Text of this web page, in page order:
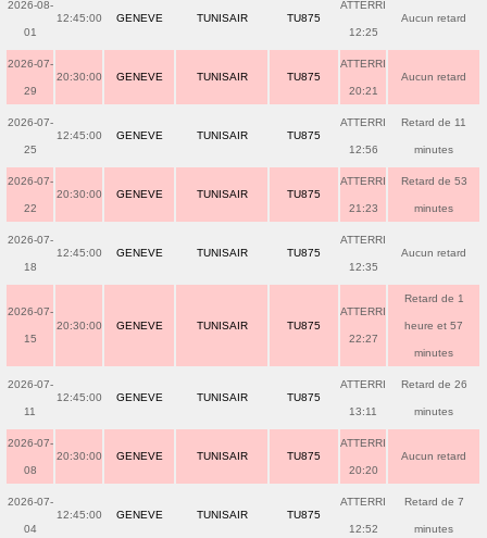
2026-08-
01
12:45:00 GENEVE TUNISAIR TU875
ATTERRI
12:25
Aucun retard
2026-07-
29
20:30:00 GENEVE TUNISAIR TU875
ATTERRI
20:21
Aucun retard
2026-07-
25
12:45:00 GENEVE TUNISAIR TU875
ATTERRI
12:56
Retard de 11
minutes
2026-07-
22
20:30:00 GENEVE TUNISAIR TU875
ATTERRI
21:23
Retard de 53
minutes
2026-07-
18
12:45:00 GENEVE TUNISAIR TU875
ATTERRI
12:35
Aucun retard
2026-07-
15
20:30:00 GENEVE TUNISAIR TU875
ATTERRI
22:27
Retard de 1
heure et 57
minutes
2026-07-
11
12:45:00 GENEVE TUNISAIR TU875
ATTERRI
13:11
Retard de 26
minutes
2026-07-
08
20:30:00 GENEVE TUNISAIR TU875
ATTERRI
20:20
Aucun retard
2026-07-
04
12:45:00 GENEVE TUNISAIR TU875
ATTERRI
12:52
Retard de 7
minutes